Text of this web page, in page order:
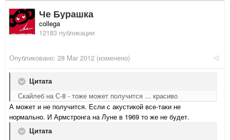
Че Бурашка
collega
12183 публикации
Опубликовано: 28 Mar 2012 (изменено)
Цитата
Скайлеб на С-8 - тоже может получится ... красиво
А может и не получится. Если с акустикой все-таки не
нормально. И Армстронга на Луне в 1969 то же не будет.
Цитата